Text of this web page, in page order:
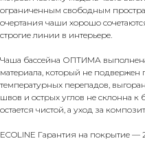
ограниченным свободным
очертания чаши хорошо
строгие линии в интерьере.
Чаша бассейна ОПТИМА
материала, который не
температурных перепадов,
швов и острых углов не склонна
остается чистой, а уход за
ECOLINE Гарантия на покрытие —